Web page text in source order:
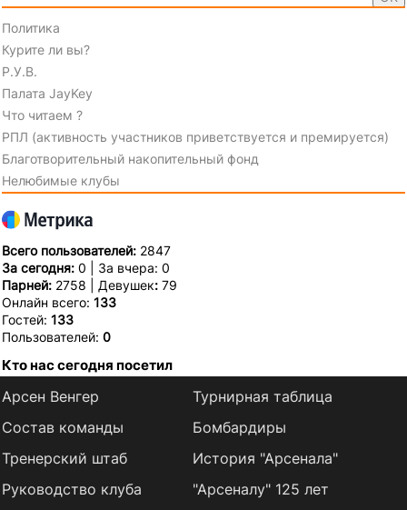
Политика
Курите ли вы?
Р.У.В.
Палата JayKey
Что читаем ?
РПЛ (активность участников приветствуется и премируется)
Благотворительный накопительный фонд
Нелюбимые клубы
Всего пользователей: 2847
За сегодня: 0 | За вчера: 0
Парней: 2758 | Девушек: 79
Онлайн всего: 133
Гостей: 133
Пользователей: 0
Кто нас сегодня посетил
Арсен Венгер
Состав команды
Тренерский штаб
Руководство клуба
Турнирная таблица
Бомбардиры
История "Арсенала"
"Арсеналу" 125 лет